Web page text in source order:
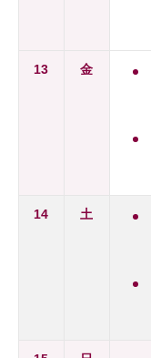
13 金
14 土